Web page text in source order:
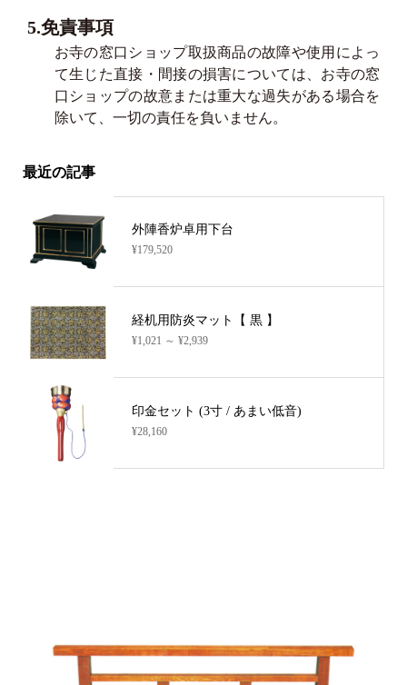
5.免責事項
お寺の窓口ショップ取扱商品の故障や使用によっ
て生じた直接・間接の損害については、お寺の窓
口ショップの故意または重大な過失がある場合を
除いて、一切の責任を負いません。
最近の記事
外陣香炉卓用下台
¥179,520
経机用防炎マット【 黒 】
¥1,021 ～ ¥2,939
印金セット (3寸 / あまい低音)
¥28,160